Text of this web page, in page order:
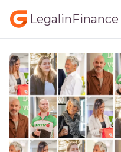
LegalinFinance